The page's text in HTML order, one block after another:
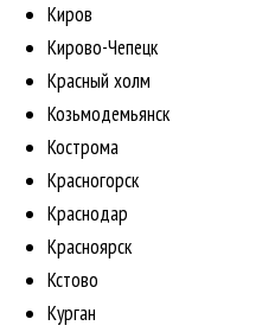
Киров
Кирово-Чепецк
Красный холм
Козьмодемьянск
Кострома
Красногорск
Краснодар
Красноярск
Кстово
Курган